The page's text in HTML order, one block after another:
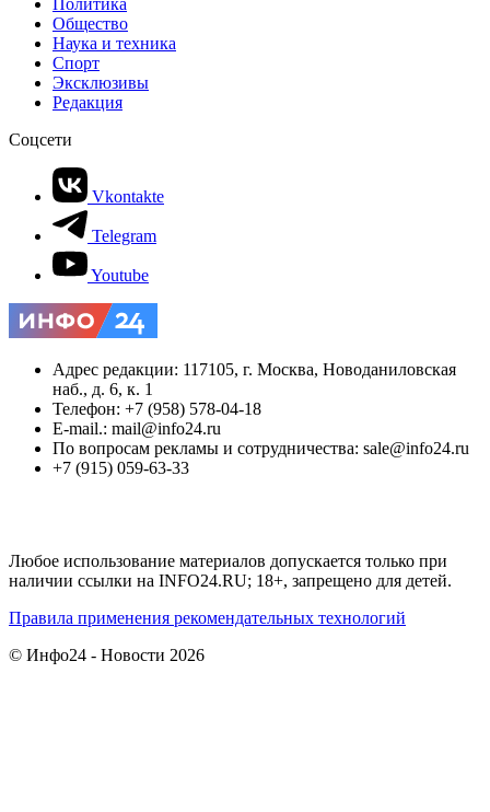
Политика
Общество
Наука и техника
Спорт
Эксклюзивы
Редакция
Соцсети
Vkontakte
Telegram
Youtube
Адрес редакции: 117105, г. Москва, Новоданиловская
наб., д. 6, к. 1
Телефон: +7 (958) 578-04-18
E-mail.: mail@info24.ru
По вопросам рекламы и сотрудничества: sale@info24.ru
+7 (915) 059-63-33
Любое использование материалов допускается только при
наличии ссылки на INFO24.RU; 18+, запрещено для детей.
Правила применения рекомендательных технологий
© Инфо24 - Новости 2026